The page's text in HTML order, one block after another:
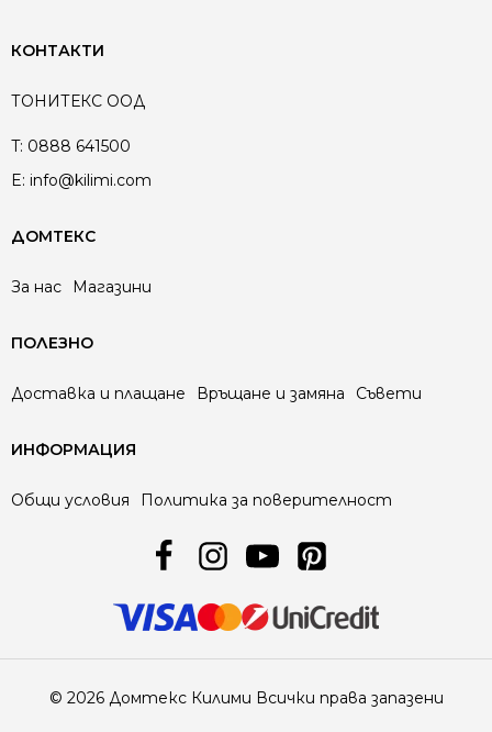
КОНТАКТИ
ТОНИТЕКС ООД
T: 0888 641500
E: info@kilimi.com
ДОМТЕКС
За нас Магазини
ПОЛЕЗНО
Доставка и плащане Връщане и замяна Съвети
ИНФОРМАЦИЯ
Общи условия Политика за поверителност
© 2026 Домтекс Килими Всички права запазени